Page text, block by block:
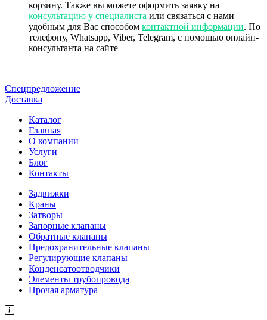
корзину. Также вы можете оформить заявку на
консультацию у специалиста или связаться с нами
удобным для Вас способом контактной информации. По
телефону, Whatsapp, Viber, Telegram, с помощью онлайн-
консультанта на сайте
Спецпредложение
Доставка
Каталог
Главная
О компании
Услуги
Блог
Контакты
Задвижки
Краны
Затворы
Запорные клапаны
Обратные клапаны
Предохранительные клапаны
Регулирующие клапаны
Конденсатоотводчики
Элементы трубопровода
Прочая арматура